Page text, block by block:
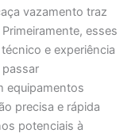
vazamento traz
esses
e experiência
equipamentos
precisa e rápida
potenciais à